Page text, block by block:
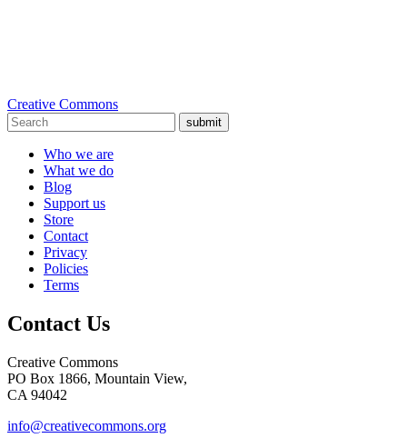
Creative Commons
submit
Who we are
What we do
Blog
Support us
Store
Contact
Privacy
Policies
Terms
Contact Us
Creative Commons
PO Box 1866, Mountain View,
CA 94042
info@creativecommons.org